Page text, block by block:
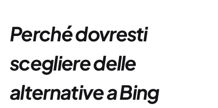
Perché dovresti
scegliere delle
alternative a Bing